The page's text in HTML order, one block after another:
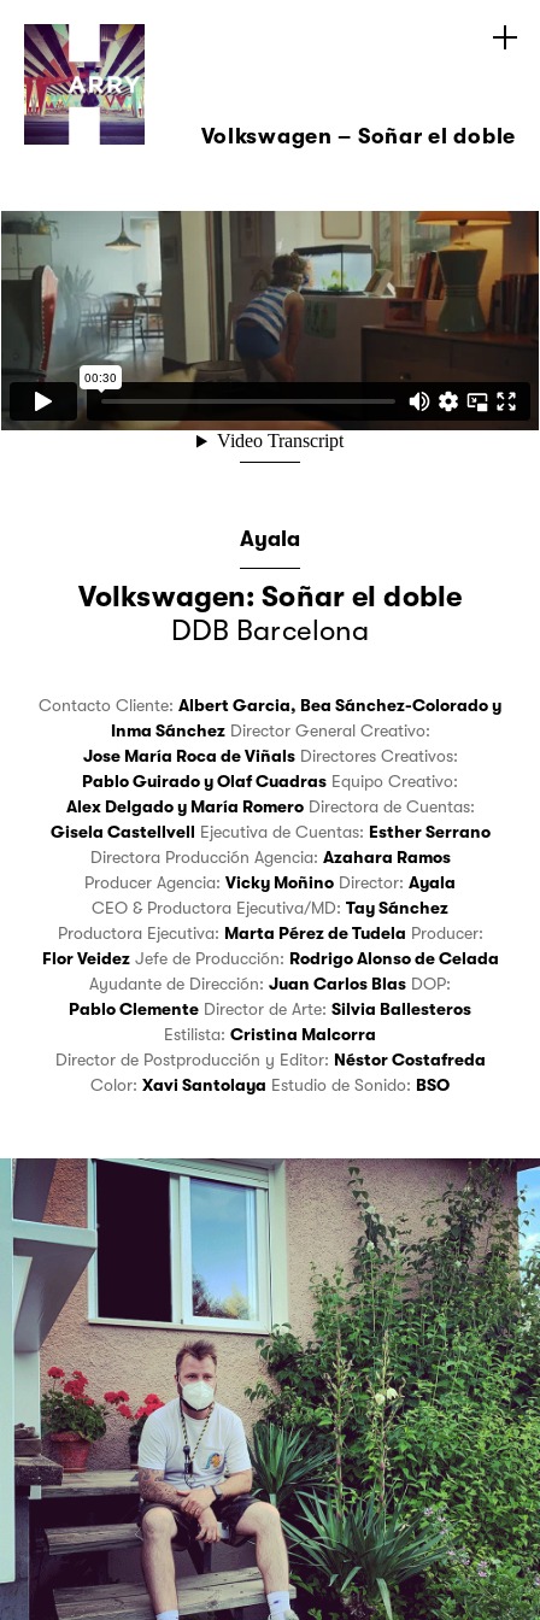
Volkswagen – Soñar el doble
Ayala
Volkswagen: Soñar el doble
DDB Barcelona
Contacto Cliente: Albert Garcia, Bea Sánchez-Coloradoy
Inma Sánchez
Director General Creativo:
Jose María Roca de Viñals
Directores Creativos:
Pablo GuiradoyOlaf Cuadras
Equipo Creativo:
Alex Delgadoy María Romero
Directora de Cuentas:
Gisela Castellvell
Ejecutiva de Cuentas: Esther Serrano
Directora Producción Agencia: Azahara Ramos
Producer Agencia: Vicky Moñino Director: Ayala
CEO & Productora Ejecutiva/MD: Tay Sánchez
Productora Ejecutiva: Marta Pérez de Tudela
Producer:
Flor Veidez
Jefe de Producción: Rodrigo Alonso de Celada
Ayudante de Dirección: Juan Carlos Blas
DOP:
Pablo Clemente
Director de Arte: Silvia Ballesteros
Estilista: Cristina Malcorra
Director de Postproducción y Editor: Néstor Costafreda
Color: Xavi Santolaya Estudio de Sonido: BSO